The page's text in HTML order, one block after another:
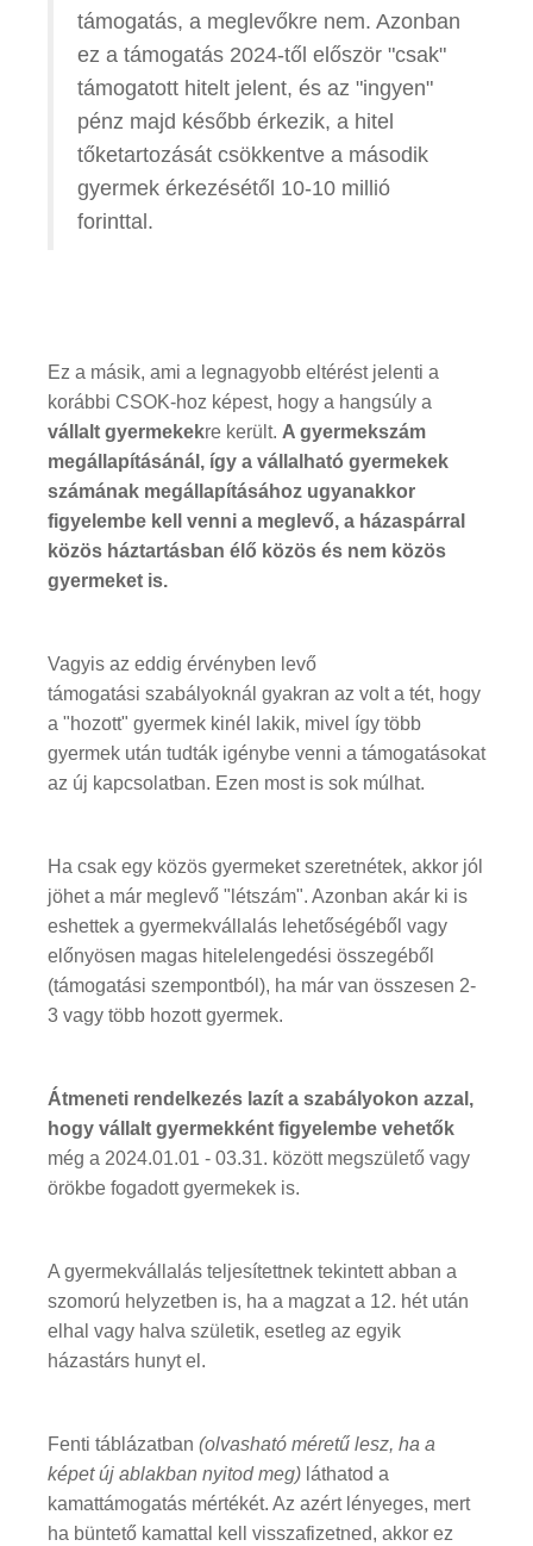
támogatás, a meglevőkre nem. Azonban
ez a támogatás 2024-től először "csak"
támogatott hitelt jelent, és az "ingyen"
pénz majd később érkezik, a hitel
tőketartozását csökkentve a második
gyermek érkezésétől 10-10 millió
forinttal.
Ez a másik, ami a legnagyobb eltérést jelenti a
korábbi CSOK-hoz képest, hogy a hangsúly a
vállalt gyermekekre került. A gyermekszám
megállapításánál, így a vállalható gyermekek
számának megállapításához ugyanakkor
figyelembe kell venni a meglevő, a házaspárral
közös háztartásban élő közös és nem közös
gyermeket is.
Vagyis az eddig érvényben levő
támogatási szabályoknál gyakran az volt a tét, hogy
a "hozott" gyermek kinél lakik, mivel így több
gyermek után tudták igénybe venni a támogatásokat
az új kapcsolatban. Ezen most is sok múlhat.
Ha csak egy közös gyermeket szeretnétek, akkor jól
jöhet a már meglevő "létszám". Azonban akár ki is
eshettek a gyermekvállalás lehetőségéből vagy
előnyösen magas hitelelengedési összegéből
(támogatási szempontból), ha már van összesen 2-
3 vagy több hozott gyermek.
Átmeneti rendelkezés lazít a szabályokon azzal,
hogy vállalt gyermekként figyelembe vehetők
még a 2024.01.01 - 03.31. között megszülető vagy
örökbe fogadott gyermekek is.
A gyermekvállalás teljesítettnek tekintett abban a
szomorú helyzetben is, ha a magzat a 12. hét után
elhal vagy halva születik, esetleg az egyik
házastárs hunyt el.
Fenti táblázatban (olvasható méretű lesz, ha a
képet új ablakban nyitod meg) láthatod a
kamattámogatás mértékét. Az azért lényeges, mert
ha büntető kamattal kell visszafizetned, akkor ez